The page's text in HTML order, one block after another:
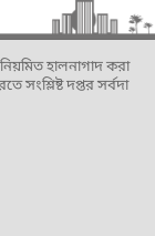
হালনাগাদ করা
সংশ্লিষ্ট দপ্তর সর্বদা